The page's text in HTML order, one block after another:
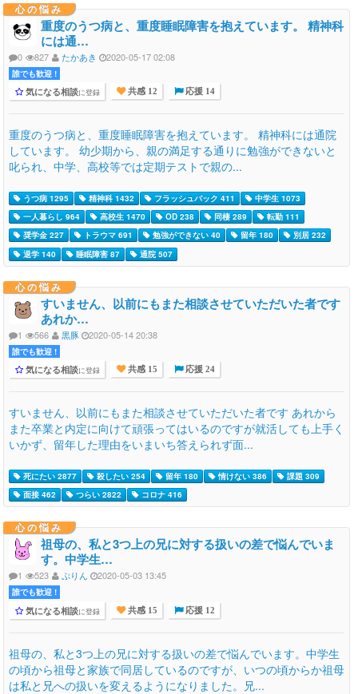
心の悩み
重度のうつ病と、重度睡眠障害を抱えています。 精神科
には通…
0 827 たかあき 2020-05-17 02:08
誰でも歓迎 !
気になる相談に登録 共感 12 応援 14
重度のうつ病と、重度睡眠障害を抱えています。 精神科には通院
しています。 幼少期から、親の満足する通りに勉強ができないと
叱られ、中学、高校等では定期テストで親の...
うつ病 1295 精神科 1432 フラッシュバック 411
中学生 1073
一人暮らし 964
高校生 1470 OD 238 同棲 289
転勤 111
奨学金 227
トラウマ 691 勉強ができない 40 留年 180
別居 232
退学 140
睡眠障害 87 通院 507
心の悩み
すいません、以前にもまた相談させていただいた者です
あれか…
1 566 黒豚 2020-05-14 20:38
誰でも歓迎 !
気になる相談に登録 共感 15 応援 24
すいません、以前にもまた相談させていただいた者です あれから
また卒業と内定に向けて頑張ってはいるのですが就活しても上手く
いかず、留年した理由をいまいち答えられず面...
死にたい 2877 殺したい 254 留年 180 情けない 386
課題 309
面接 462
つらい 2822 コロナ 416
心の悩み
祖母の、私と3つ上の兄に対する扱いの差で悩んでいま
す。中学生…
1 523 ぷりん 2020-05-03 13:45
誰でも歓迎 !
気になる相談に登録 共感 15 応援 12
祖母の、私と3つ上の兄に対する扱いの差で悩んでいます。中学生
の頃から祖母と家族で同居しているのですが、いつの頃からか祖母
は私と兄への扱いを変えるようになりました。兄...